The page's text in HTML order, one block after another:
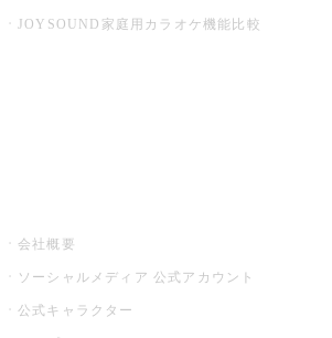
JOYSOUND家庭用カラオケ機能比較
会社概要
ソーシャルメディア 公式アカウント
公式キャラクター